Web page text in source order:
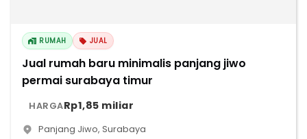
RUMAH JUAL
Jual rumah baru minimalis panjang jiwo
permai surabaya timur
HARGARp1,85 miliar
Panjang Jiwo, Surabaya